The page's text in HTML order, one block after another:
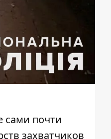
сами почти
захватчиков